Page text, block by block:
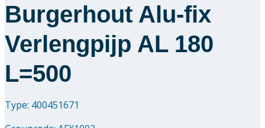
Burgerhout Alu-fix
Verlengpijp AL 180
L=500
Type: 400451671